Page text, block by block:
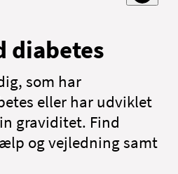
diabetes
som har
eller har udviklet
graviditet. Find
og vejledning samt